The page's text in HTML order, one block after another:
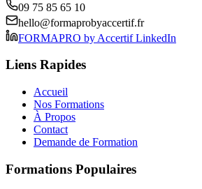
09 75 85 65 10
hello@formaprobyaccertif.fr
FORMAPRO by Accertif LinkedIn
Liens Rapides
Accueil
Nos Formations
À Propos
Contact
Demande de Formation
Formations Populaires